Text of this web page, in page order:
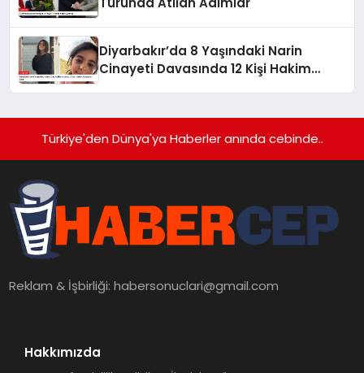
Diyarbakır’da 8 Yaşındaki Narin
Cinayeti Davasında 12 Kişi Hakim
Türkiye'den Dünya'ya Haberler anında cebinde..
Reklam & İşbirliği:habersonuclari@gmail.com
Hakkımızda